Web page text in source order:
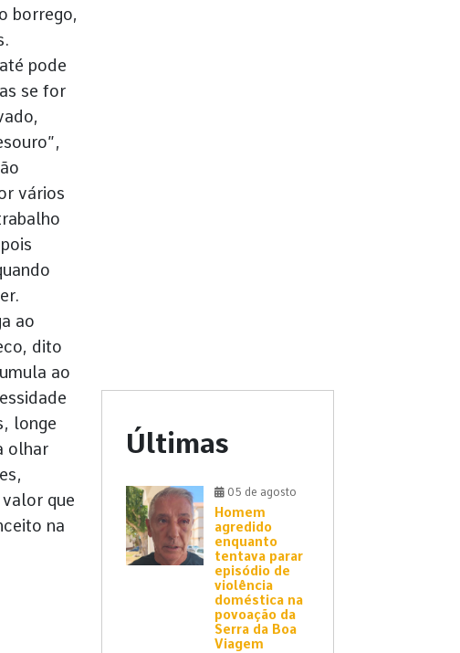
borrego,
pode
se for
vários
ao
dito
ao
longe
olhar
que
na
Últimas
05 de agosto
Homem
agredido
enquanto
tentava parar
episódio de
violência
doméstica na
povoação da
Serra da Boa
Viagem